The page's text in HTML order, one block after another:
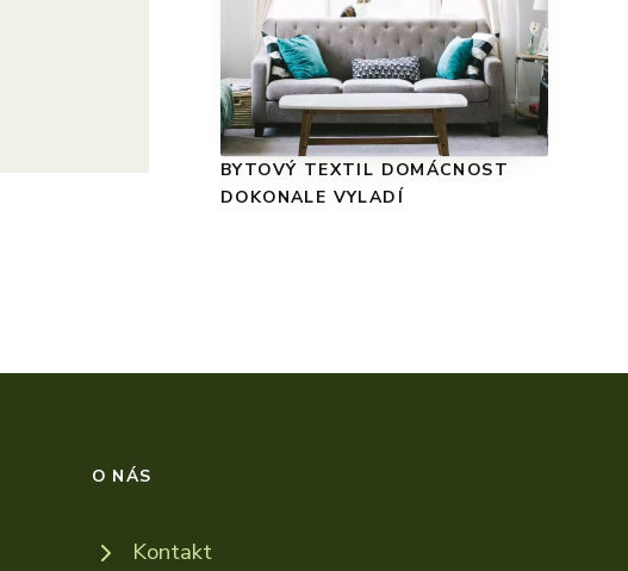
BYTOVÝ TEXTIL DOMÁCNOST
DOKONALE VYLADÍ
O NÁS
Kontakt